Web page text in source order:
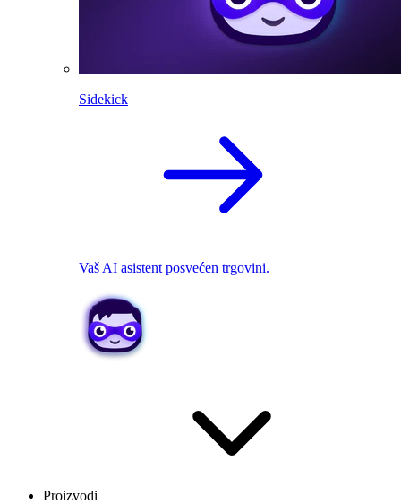
Sidekick
Vaš AI asistent posvećen trgovini.
Proizvodi